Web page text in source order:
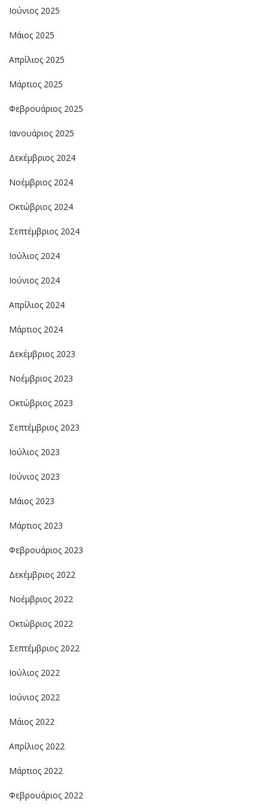
Ιούνιος 2025
Μάιος 2025
Απρίλιος 2025
Μάρτιος 2025
Φεβρουάριος 2025
Ιανουάριος 2025
Δεκέμβριος 2024
Νοέμβριος 2024
Οκτώβριος 2024
Σεπτέμβριος 2024
Ιούλιος 2024
Ιούνιος 2024
Απρίλιος 2024
Μάρτιος 2024
Δεκέμβριος 2023
Νοέμβριος 2023
Οκτώβριος 2023
Σεπτέμβριος 2023
Ιούλιος 2023
Ιούνιος 2023
Μάιος 2023
Μάρτιος 2023
Φεβρουάριος 2023
Δεκέμβριος 2022
Νοέμβριος 2022
Οκτώβριος 2022
Σεπτέμβριος 2022
Ιούλιος 2022
Ιούνιος 2022
Μάιος 2022
Απρίλιος 2022
Μάρτιος 2022
Φεβρουάριος 2022